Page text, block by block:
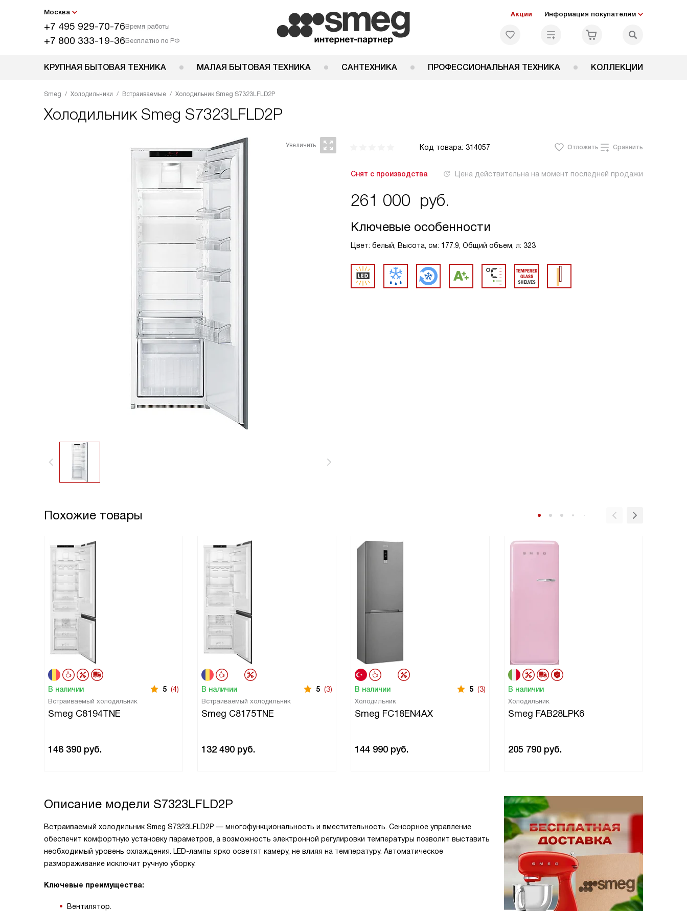
Москва
+7 495 929-70-76Время работы
+7 800 333-19-36Бесплатно по РФ
Акции Информация покупателям
КРУПНАЯ БЫТОВАЯ ТЕХНИКА МАЛАЯ БЫТОВАЯ ТЕХНИКА САНТЕХНИКА ПРОФЕССИОНАЛЬНАЯ ТЕХНИКА КОЛЛЕКЦИИ
Smeg Холодильники Встраиваемые Холодильник Smeg S7323LFLD2P
Холодильник Smeg S7323LFLD2P
Код товара: 314057 Отложить Сравнить
Снят с производства Цена действительна на момент последней продажи
261 000 руб.
Ключевые особенности
Цвет: белый, Высота, см: 177.9, Общий объем, л: 323
Похожие товары
В наличии 5 (4)
Встраиваемый холодильник
Smeg C8194TNE
148 390 руб.
В наличии 5 (3)
Встраиваемый холодильник
Smeg C8175TNE
132 490 руб.
В наличии 5 (3)
Холодильник
Smeg FC18EN4AX
144 990 руб.
В наличии
Холодильник
Smeg FAB28LPK6
205 790 руб.
Описание модели S7323LFLD2P
Встраиваемый холодильник Smeg S7323LFLD2P — многофункциональность и вместительность. Сенсорное управление
обеспечит комфортную установку параметров, а возможность электронной регулировки температуры позволит выставить
необходимый уровень охлаждения. LED-лампы ярко осветят камеру, не влияя на температуру. Автоматическое
размораживание исключит ручную уборку.
Ключевые преимущества:
Вентилятор.